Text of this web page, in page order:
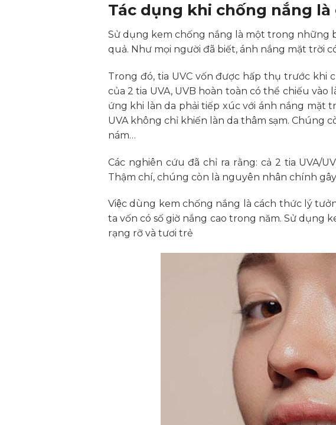
Tác dụng khi chống nắng là
Sử dụng kem chống nắng là một trong những
quả. Như mọi người đã biết, ánh nắng mặt trời
Trong đó, tia UVC vốn được hấp thụ trước
của 2 tia UVA, UVB hoàn toàn có thể chiếu
ứng khi làn da phải tiếp xúc với ánh nắng mặt
UVA không chỉ khiến làn da thâm sạm. Chúng
nám…
Các nghiên cứu đã chỉ ra rằng: cả 2 tia UVA/
Thậm chí, chúng còn là nguyên nhân chính
Việc dùng kem chống nắng là cách thức lý
ta vốn có số giờ nắng cao trong năm. Sử dụng
rạng rỡ và tươi trẻ